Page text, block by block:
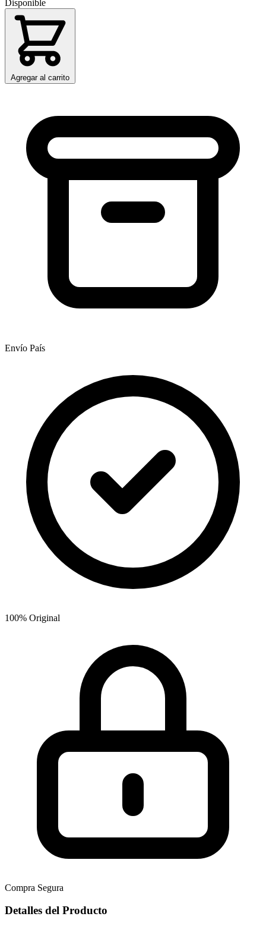
Disponible
Agregar al carrito
Envío País
100% Original
Compra Segura
Detalles del Producto